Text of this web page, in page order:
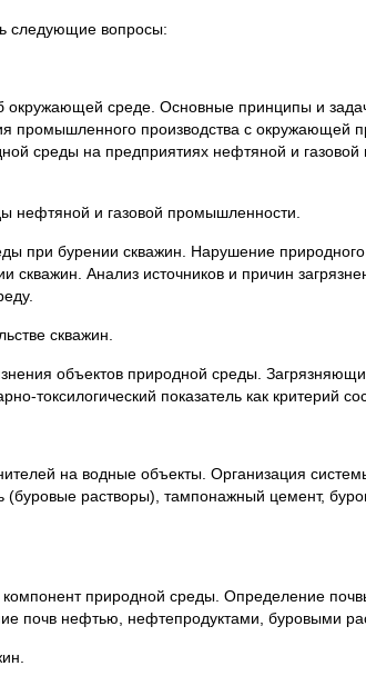
следующие вопросы:
среде. Основные принципы и
промышленного производства с окружающей
среды на предприятиях нефтяной и
нефтяной и газовой промышленности.
при бурении скважин. Нарушение
скважин. Анализ источников и причин
скважин.
объектов природной среды.
токсилогический показатель как критерий
на водные объекты. Организация
(буровые растворы), тампонажный цемент,
природной среды. Определение
почв нефтью, нефтепродуктами, буровыми